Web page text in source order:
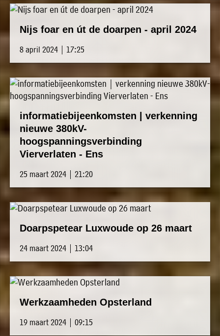
Nijs foar en út de doarpen - april 2024
8 april 2024 | 17:25
informatiebijeenkomsten | verkenning
nieuwe 380kV-
hoogspanningsverbinding
Vierverlaten - Ens
25 maart 2024 | 21:20
Doarpspetear Luxwoude op 26 maart
24 maart 2024 | 13:04
Werkzaamheden Opsterland
19 maart 2024 | 09:15